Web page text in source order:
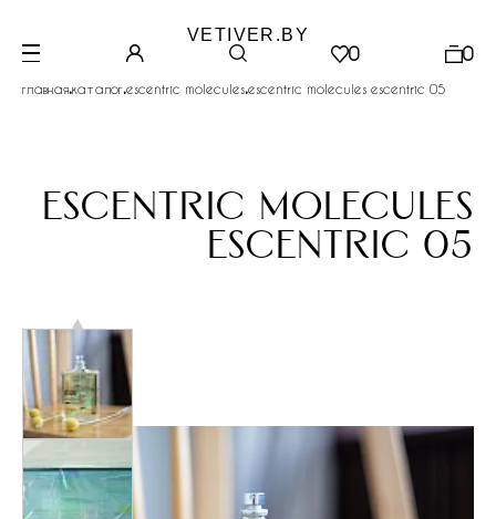
VETIVER.BY
0 0
главная.каталог.escentric molecules.escentric molecules escentric 05
escentric molecules
escentric 05